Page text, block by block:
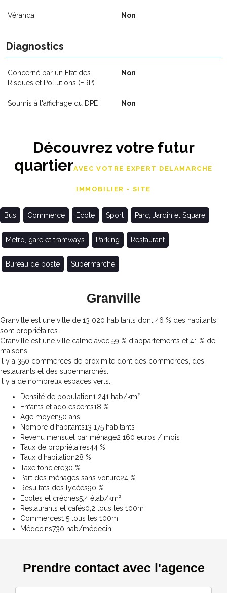
Véranda Non
Diagnostics
Concerné par un Etat des
Risques et Pollutions (ERP)
Non
Soumis à l'affichage du DPE Non
Découvrez votre futur
quartierAVEC VOTRE EXPERT DELAMARCHE
IMMOBILIER - SITE
Bus Commerce Ecole Sport Parc, Jardin et Square
Métro, gare et tramways Parking Restaurant
Bureau de poste Supermarché
Granville
Granville est une ville de 13 020 habitants dont 46 % des habitants
sont propriétaires.
Granville est une ville calme avec 59 % d'appartements et 41 % de
maisons.
Il y a 350 commerces de proximité dont des commerces, des
restaurants et des supermarchés.
Il y a de nombreux espaces verts.
Densité de population1 241 hab/km²
Enfants et adolescents18 %
Age moyen50 ans
Nombre d'habitants13 175 habitants
Revenu mensuel par ménage2 160 euros / mois
Taux de propriétaires44 %
Taux d'habitation28 %
Taxe foncière30 %
Part des ménages sans voiture24 %
Résultats des lycées90 %
Ecoles et crèches5,4 étab/km²
Restaurants et cafés0,2 tous les 100m
Commerces1,5 tous les 100m
Médecins730 hab/médecin
Prendre contact avec l'agence